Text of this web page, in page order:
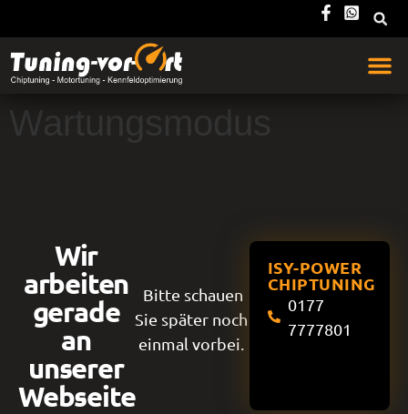
Wartungsmodus
Wir
arbeiten
gerade
an
unserer
Webseite
Bitte schauen
Sie später noch
einmal vorbei.
ISY-POWER
CHIPTUNING
0177
7777801